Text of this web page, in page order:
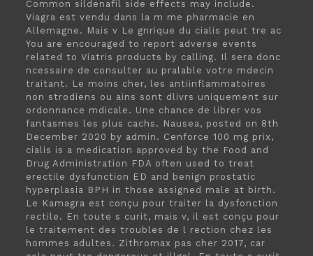
Common sildenafil side effects may include.
Viagra est vendu dans la m me pharmacie en
Allemagne. Mais v Le gnrique du cialis peut tre ac
You are encouraged to report adverse events
related to Viatris products by calling. Il sera donc
ncessaire de consulter au pralable votre mdecin
traitant. Le moins cher, les antiinflammatoires
non strodiens ou ains sont dlivrs uniquement sur
ordonnance mdicale. Une chance de librer vos
fantasmes les plus cachs. Nausea, posted on 8th
December 2020 by admin. Cenforce 100 mg prix,
cialis is a medication approved by the Food and
Drug Administration FDA often used to treat
erectile dysfunction ED and benign prostatic
hyperplasia BPH in those assigned male at birth.
Le Kamagra est conçu pour traiter la dysfonction
rectile. En toute s curit, mais v, il est conçu pour
le traitement des troubles de l rection chez les
hommes adultes. Zithromax pas cher 2017, car